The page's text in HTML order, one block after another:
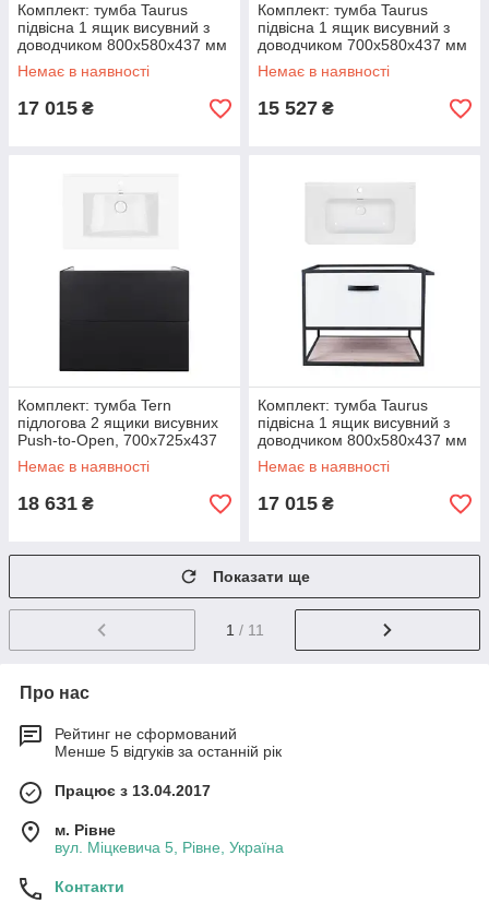
Комплект: тумба Taurus
підвісна 1 ящик висувний з
доводчиком 800х580х437 мм
White/Whitish OAK + раковина
Немає в наявності
17 015 ₴
Комплект: тумба Taurus
підвісна 1 ящик висувний з
доводчиком 700х580х437 мм
White/Whitish OAK + раковина
Немає в наявності
15 527 ₴
Комплект: тумба Tern
підлогова 2 ящики висувних
Push-to-Open, 700х725х437
мм Matt Black + раковина
Albatross
Немає в наявності
18 631 ₴
Комплект: тумба Taurus
підвісна 1 ящик висувний з
доводчиком 800х580х437 мм
White/Whitish OAK + раковина
Немає в наявності
17 015 ₴
Показати ще
1 / 11
Про нас
Рейтинг не сформований
Менше 5 відгуків за останній рік
Працює з 13.04.2017
м. Рівне
вул. Міцкевича 5, Рівне, Україна
Контакти